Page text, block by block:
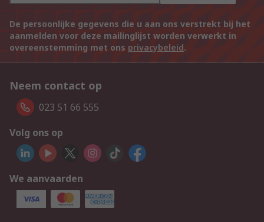
De persoonlijke gegevens die u aan ons verstrekt bij het
aanmelden voor deze mailinglijst worden verwerkt in
overeenstemming met ons privacybeleid.
Neem contact op
023 51 66 555
Volg ons op
We aanvaarden